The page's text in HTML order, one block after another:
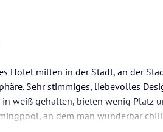
Hotel mitten in der Stadt, an der
Sehr stimmiges, liebevolles
weiß gehalten, bieten wenig Platz
an dem man wunderbar